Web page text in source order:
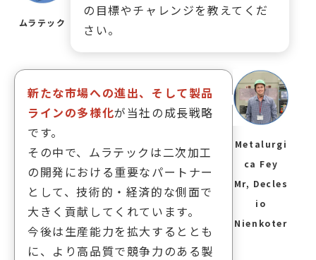
ムラテック
の目標やチャレンジを教えてくだ
さい。
新たな市場への進出、そして製品
ラインの多様化が当社の成長戦略
です。
その中で、ムラテックは二次加工
の開発における重要なパートナー
として、技術的・経済的な側面で
大きく貢献してくれています。
今後は生産能力を拡大するととも
に、より高品質で競争力のある製
Metalurgi
ca Fey
Mr, Decles
io
Nienkoter